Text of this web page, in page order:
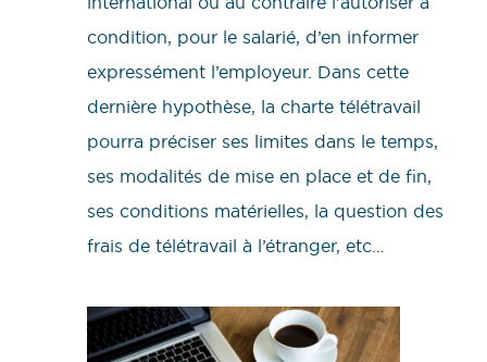
condition, pour le salarié, d’en informer
expressément l’employeur. Dans cette
dernière hypothèse, la charte télétravail
pourra préciser ses limites dans le temps,
ses modalités de mise en place et de fin,
ses conditions matérielles, la question des
frais de télétravail à l’étranger, etc…